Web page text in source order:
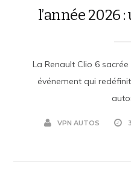
l’année 2026
La Renault Clio 6 sacrée
événement qui
VPN AUTOS